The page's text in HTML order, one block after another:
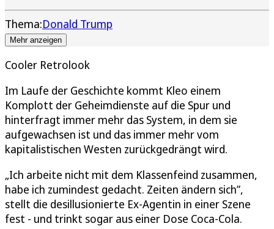
Thema:Donald Trump
Mehr anzeigen
Cooler Retrolook
Im Laufe der Geschichte kommt Kleo einem
Komplott der Geheimdienste auf die Spur und
hinterfragt immer mehr das System, in dem sie
aufgewachsen ist und das immer mehr vom
kapitalistischen Westen zurückgedrängt wird.
„Ich arbeite nicht mit dem Klassenfeind zusammen,
habe ich zumindest gedacht. Zeiten ändern sich”,
stellt die desillusionierte Ex-Agentin in einer Szene
fest - und trinkt sogar aus einer Dose Coca-Cola.